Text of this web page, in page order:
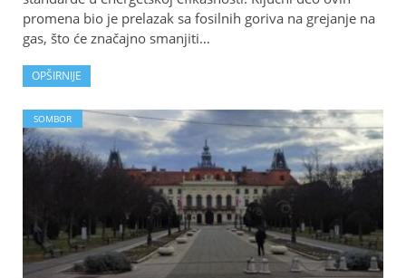
promena bio je prelazak sa fosilnih goriva na grejanje na
gas, što će značajno smanjiti…
OPŠIRNIJE
SOMBOR